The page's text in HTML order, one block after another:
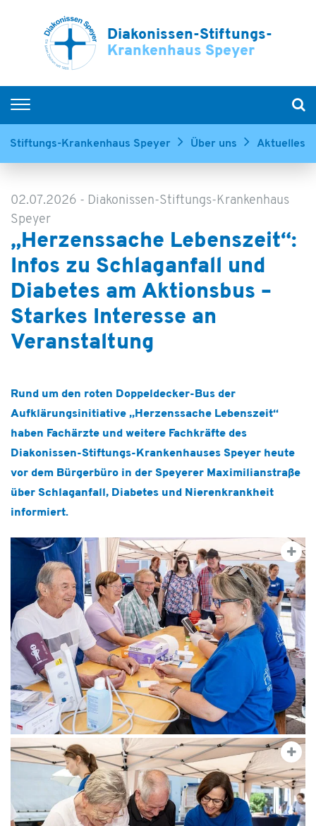
Diakonissen-Stiftungs-
Krankenhaus Speyer
Home
Über uns
Ausbildung & Karriere
Stiftungs-Krankenhaus Speyer Über uns Aktuelles
02.07.2026 - Diakonissen-Stiftungs-Krankenhaus
Speyer
„Herzenssache Lebenszeit“:
Infos zu Schlaganfall und
Diabetes am Aktionsbus –
Starkes Interesse an
Veranstaltung
Rund um den roten Doppeldecker-Bus der
Aufklärungsinitiative „Herzenssache Lebenszeit“
haben Fachärzte und weitere Fachkräfte des
Diakonissen-Stiftungs-Krankenhauses Speyer heute
vor dem Bürgerbüro in der Speyerer Maximilianstraße
über Schlaganfall, Diabetes und Nierenkrankheit
informiert.